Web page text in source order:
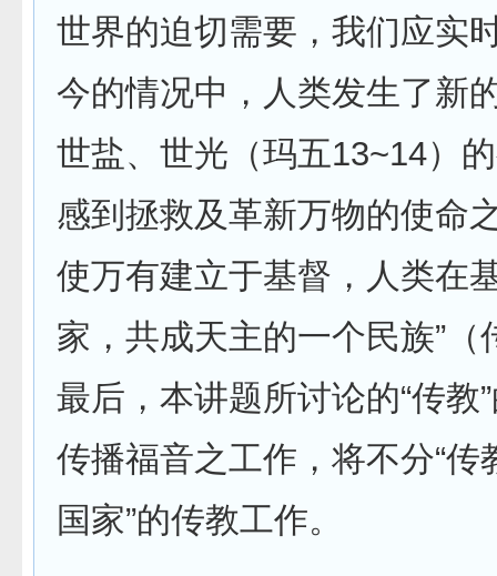
世界的迫切需要，我们应实
今的情况中，人类发生了新
世盐、世光（玛五13~14）
感到拯救及革新万物的使命
使万有建立于基督，人类在
家，共成天主的一个民族”（
最后，本讲题所讨论的“传教
传播福音之工作，将不分“传
国家”的传教工作。